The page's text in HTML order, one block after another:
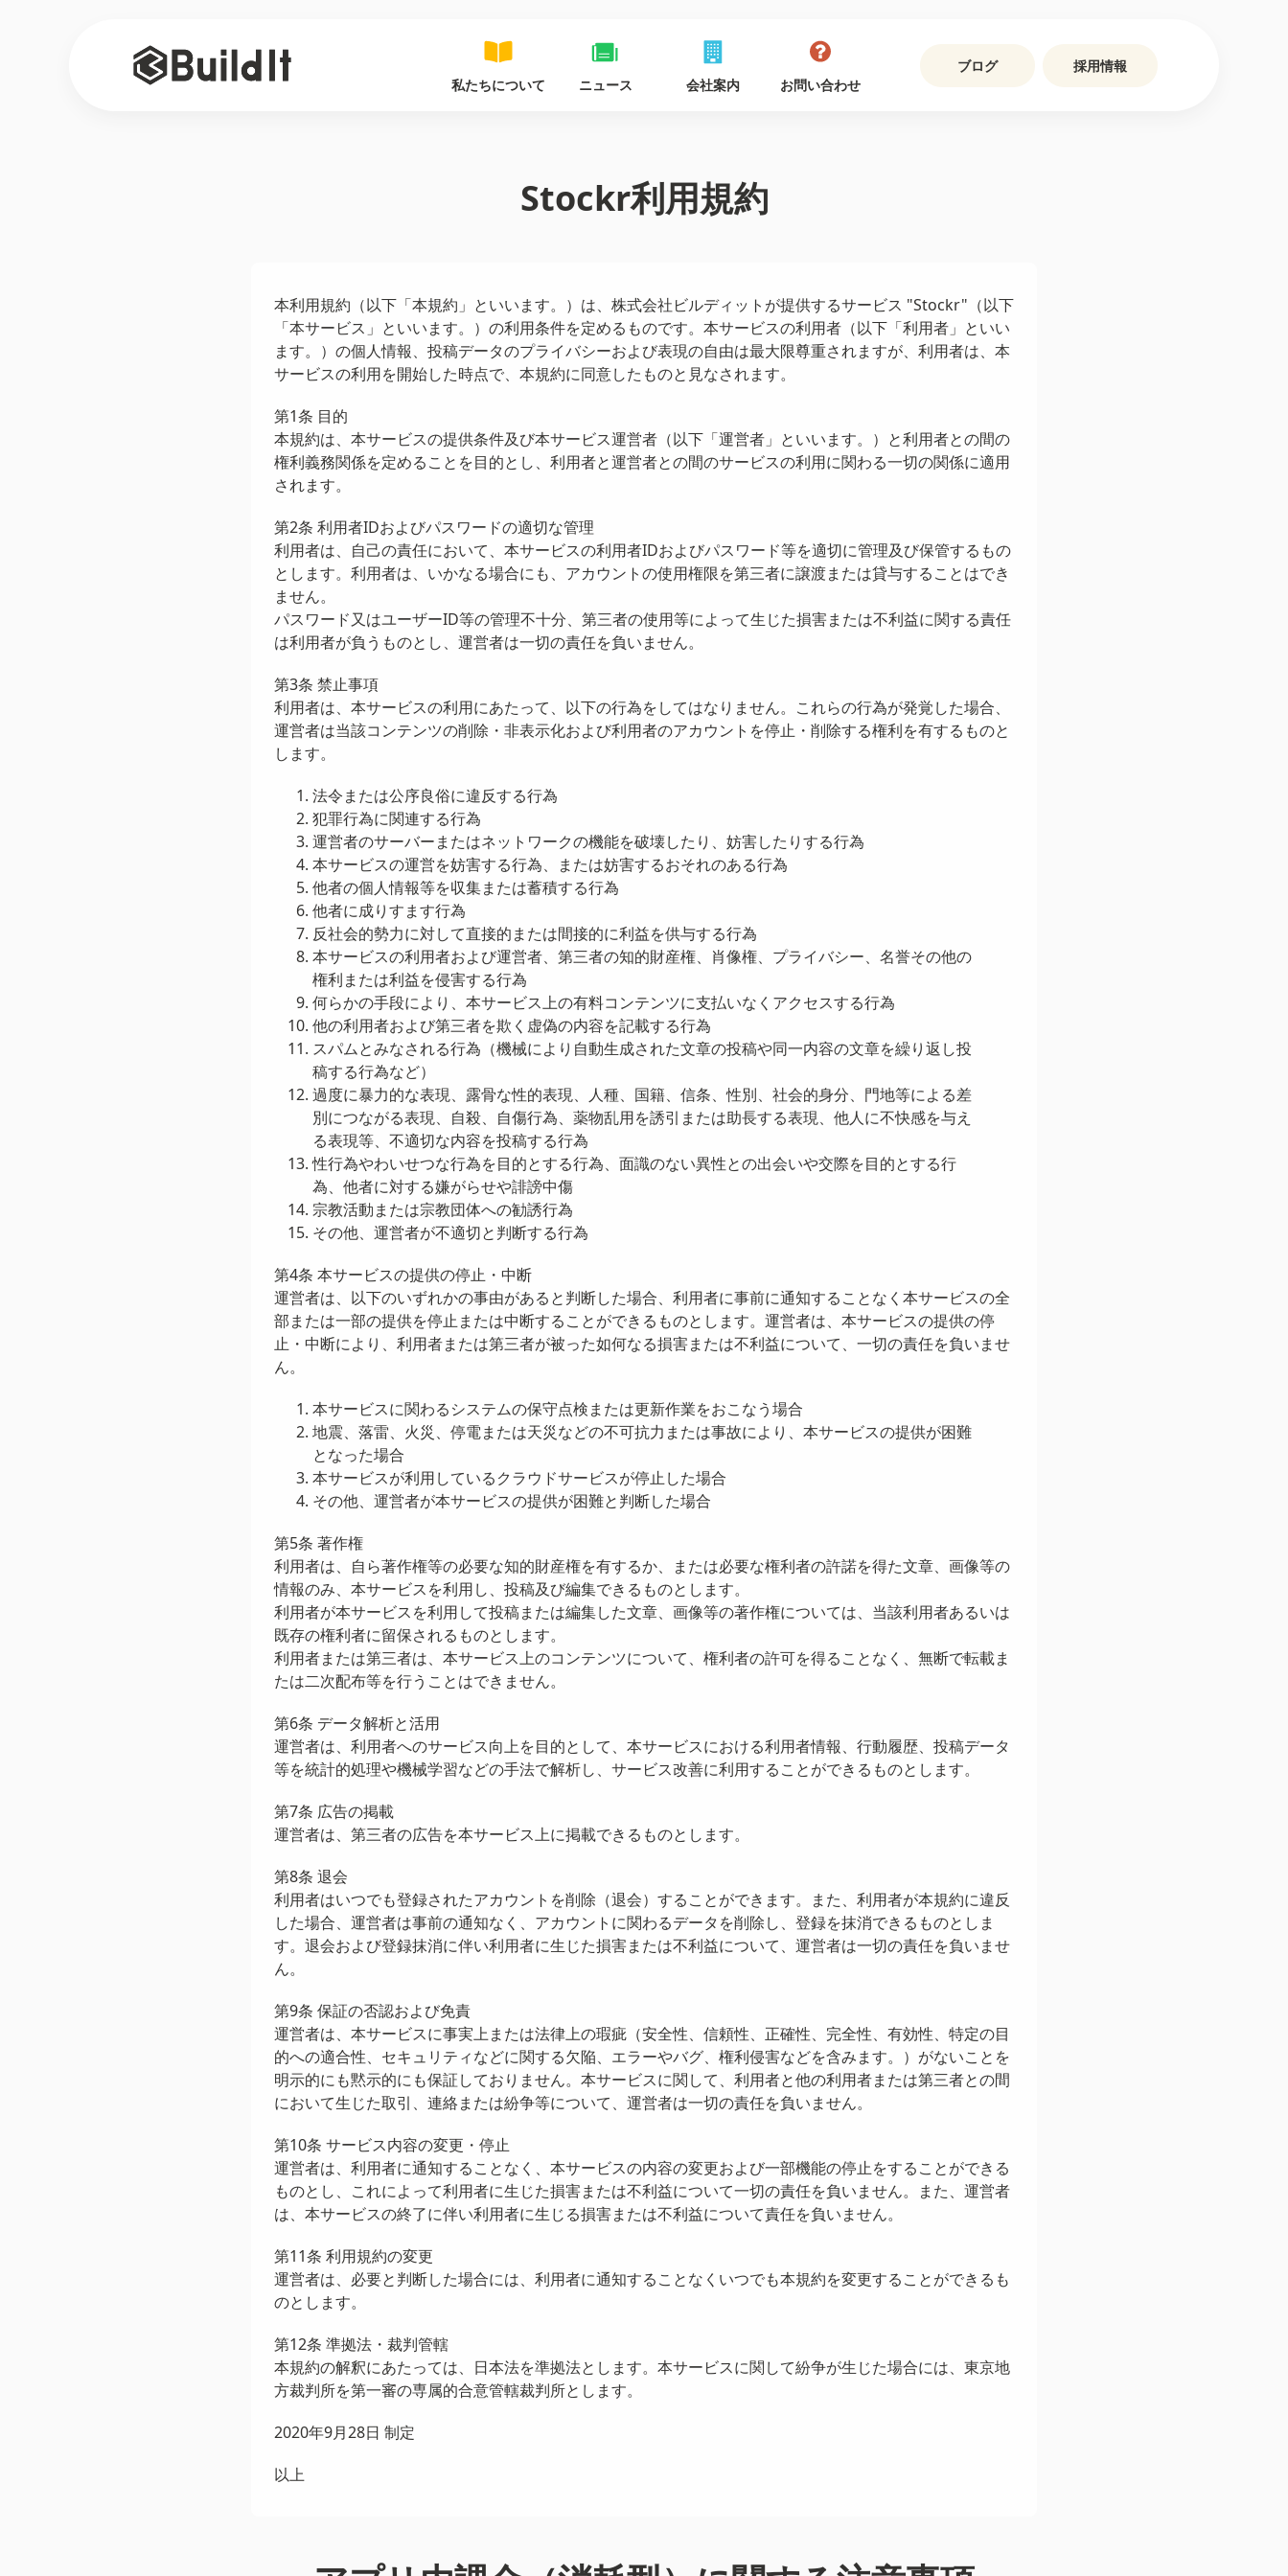
私たちについて ニュース 会社案内 お問い合わせ
ブログ 採用情報
Stockr利用規約
本利用規約（以下「本規約」といいます。）は、株式会社ビルディットが提供するサービス "Stockr"（以下
「本サービス」といいます。）の利用条件を定めるものです。本サービスの利用者（以下「利用者」といい
ます。）の個人情報、投稿データのプライバシーおよび表現の自由は最大限尊重されますが、利用者は、本
サービスの利用を開始した時点で、本規約に同意したものと見なされます。
第1条 目的
本規約は、本サービスの提供条件及び本サービス運営者（以下「運営者」といいます。）と利用者との間の
権利義務関係を定めることを目的とし、利用者と運営者との間のサービスの利用に関わる一切の関係に適用
されます。
第2条 利用者IDおよびパスワードの適切な管理
利用者は、自己の責任において、本サービスの利用者IDおよびパスワード等を適切に管理及び保管するもの
とします。利用者は、いかなる場合にも、アカウントの使用権限を第三者に譲渡または貸与することはでき
ません。
パスワード又はユーザーID等の管理不十分、第三者の使用等によって生じた損害または不利益に関する責任
は利用者が負うものとし、運営者は一切の責任を負いません。
第3条 禁止事項
利用者は、本サービスの利用にあたって、以下の行為をしてはなりません。これらの行為が発覚した場合、
運営者は当該コンテンツの削除・非表示化および利用者のアカウントを停止・削除する権利を有するものと
します。
法令または公序良俗に違反する行為
犯罪行為に関連する行為
運営者のサーバーまたはネットワークの機能を破壊したり、妨害したりする行為
本サービスの運営を妨害する行為、または妨害するおそれのある行為
他者の個人情報等を収集または蓄積する行為
他者に成りすます行為
反社会的勢力に対して直接的または間接的に利益を供与する行為
本サービスの利用者および運営者、第三者の知的財産権、肖像権、プライバシー、名誉その他の
権利または利益を侵害する行為
何らかの手段により、本サービス上の有料コンテンツに支払いなくアクセスする行為
他の利用者および第三者を欺く虚偽の内容を記載する行為
スパムとみなされる行為（機械により自動生成された文章の投稿や同一内容の文章を繰り返し投
稿する行為など）
過度に暴力的な表現、露骨な性的表現、人種、国籍、信条、性別、社会的身分、門地等による差
別につながる表現、自殺、自傷行為、薬物乱用を誘引または助長する表現、他人に不快感を与え
る表現等、不適切な内容を投稿する行為
性行為やわいせつな行為を目的とする行為、面識のない異性との出会いや交際を目的とする行
為、他者に対する嫌がらせや誹謗中傷
宗教活動または宗教団体への勧誘行為
その他、運営者が不適切と判断する行為
第4条 本サービスの提供の停止・中断
運営者は、以下のいずれかの事由があると判断した場合、利用者に事前に通知することなく本サービスの全
部または一部の提供を停止または中断することができるものとします。運営者は、本サービスの提供の停
止・中断により、利用者または第三者が被った如何なる損害または不利益について、一切の責任を負いませ
ん。
本サービスに関わるシステムの保守点検または更新作業をおこなう場合
地震、落雷、火災、停電または天災などの不可抗力または事故により、本サービスの提供が困難
となった場合
本サービスが利用しているクラウドサービスが停止した場合
その他、運営者が本サービスの提供が困難と判断した場合
第5条 著作権
利用者は、自ら著作権等の必要な知的財産権を有するか、または必要な権利者の許諾を得た文章、画像等の
情報のみ、本サービスを利用し、投稿及び編集できるものとします。
利用者が本サービスを利用して投稿または編集した文章、画像等の著作権については、当該利用者あるいは
既存の権利者に留保されるものとします。
利用者または第三者は、本サービス上のコンテンツについて、権利者の許可を得ることなく、無断で転載ま
たは二次配布等を行うことはできません。
第6条 データ解析と活用
運営者は、利用者へのサービス向上を目的として、本サービスにおける利用者情報、行動履歴、投稿データ
等を統計的処理や機械学習などの手法で解析し、サービス改善に利用することができるものとします。
第7条 広告の掲載
運営者は、第三者の広告を本サービス上に掲載できるものとします。
第8条 退会
利用者はいつでも登録されたアカウントを削除（退会）することができます。また、利用者が本規約に違反
した場合、運営者は事前の通知なく、アカウントに関わるデータを削除し、登録を抹消できるものとしま
す。退会および登録抹消に伴い利用者に生じた損害または不利益について、運営者は一切の責任を負いませ
ん。
第9条 保証の否認および免責
運営者は、本サービスに事実上または法律上の瑕疵（安全性、信頼性、正確性、完全性、有効性、特定の目
的への適合性、セキュリティなどに関する欠陥、エラーやバグ、権利侵害などを含みます。）がないことを
明示的にも黙示的にも保証しておりません。本サービスに関して、利用者と他の利用者または第三者との間
において生じた取引、連絡または紛争等について、運営者は一切の責任を負いません。
第10条 サービス内容の変更・停止
運営者は、利用者に通知することなく、本サービスの内容の変更および一部機能の停止をすることができる
ものとし、これによって利用者に生じた損害または不利益について一切の責任を負いません。また、運営者
は、本サービスの終了に伴い利用者に生じる損害または不利益について責任を負いません。
第11条 利用規約の変更
運営者は、必要と判断した場合には、利用者に通知することなくいつでも本規約を変更することができるも
のとします。
第12条 準拠法・裁判管轄
本規約の解釈にあたっては、日本法を準拠法とします。本サービスに関して紛争が生じた場合には、東京地
方裁判所を第一審の専属的合意管轄裁判所とします。
2020年9月28日 制定
以上